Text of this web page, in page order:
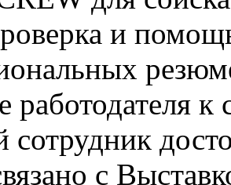
и
работодателя
с